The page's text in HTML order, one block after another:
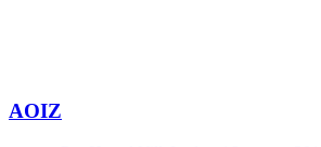
AOIZ